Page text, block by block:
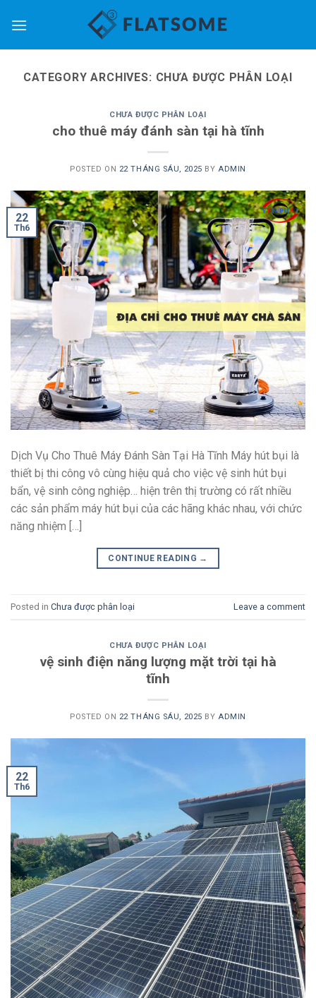
CATEGORY ARCHIVES: CHƯA ĐƯỢC PHÂN LOẠI
CHƯA ĐƯỢC PHÂN LOẠI
cho thuê máy đánh sàn tại hà tĩnh
POSTED ON 22 THÁNG SÁU, 2025 BY ADMIN
22
Th6
Dịch Vụ Cho Thuê Máy Đánh Sàn Tại Hà Tĩnh Máy hút bụi là
thiết bị thi công vô cùng hiệu quả cho việc vệ sinh hút bụi
bẩn, vệ sinh công nghiệp… hiện trên thị trường có rất nhiều
các sản phẩm máy hút bụi của các hãng khác nhau, với chức
năng nhiệm […]
CONTINUE READING →
Posted in Chưa được phân loại Leave a comment
CHƯA ĐƯỢC PHÂN LOẠI
vệ sinh điện năng lượng mặt trời tại hà
tĩnh
POSTED ON 22 THÁNG SÁU, 2025 BYADMIN
22
Th6